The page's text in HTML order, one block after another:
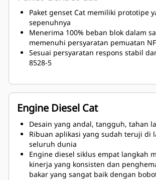
Paket genset Cat memiliki prototipe
sepenuhnya
Menerima 100% beban blok dalam
memenuhi persyaratan pemuatan
Sesuai persyaratan respons stabil
8528-5
Engine Diesel Cat
Desain yang andal, tangguh, tahan
Ribuan aplikasi yang sudah teruji di
seluruh dunia
Engine diesel siklus empat langkah
kinerja yang konsisten dan
bakar yang sangat baik dengan